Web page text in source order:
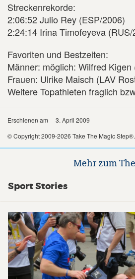
Streckenrekorde:
2:06:52 Julio Rey (ESP/2006)
2:24:14 Irina Timofeyeva (RUS/
Favoriten und Bestzeiten:
Männer: möglich: Wilfred Kigen
Frauen: Ulrike Maisch (LAV
Weitere Topathleten fraglich
Erschienen am
3. April 2009
© Copyright 2009-2026 Take The Magic
Mehr zum
Sport Stories